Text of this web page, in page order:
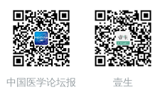
中国医学论坛报 壹生